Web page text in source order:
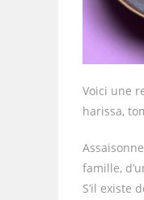
Voici une
harissa,
famille,
S’il existe